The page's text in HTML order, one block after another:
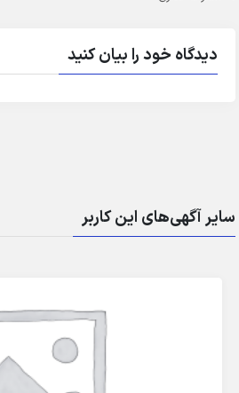
دیدگاه خود را بیان کنید
سایر آگهی‌های این کاربر